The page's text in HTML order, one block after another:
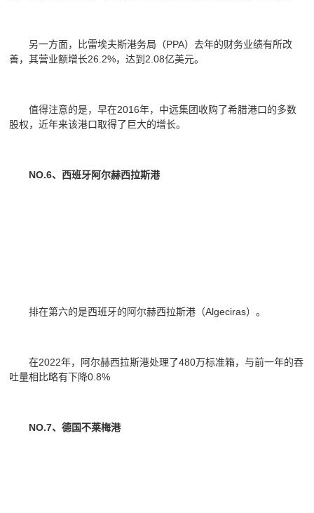
另一方面，比雷埃夫斯港务局（PPA）去年的财务业绩有所改
善，其营业额增长26.2%，达到2.08亿美元。
值得注意的是，早在2016年，中远集团收购了希腊港口的多数
股权，近年来该港口取得了巨大的增长。
NO.6、西班牙阿尔赫西拉斯港
排在第六的是西班牙的阿尔赫西拉斯港（Algeciras）。
在2022年，阿尔赫西拉斯港处理了480万标准箱，与前一年的吞
吐量相比略有下降0.8%
NO.7、德国不莱梅港